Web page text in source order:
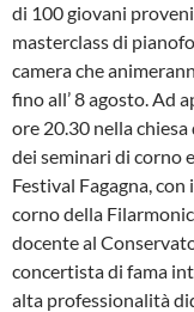
di 100 giovani
masterclass di
camera che
fino all’ 8 agosto. Ad
ore 20.30 nella
dei seminari di corno
Festival Fagagna,
corno della
docente al
concertista di fama
alta professionalità